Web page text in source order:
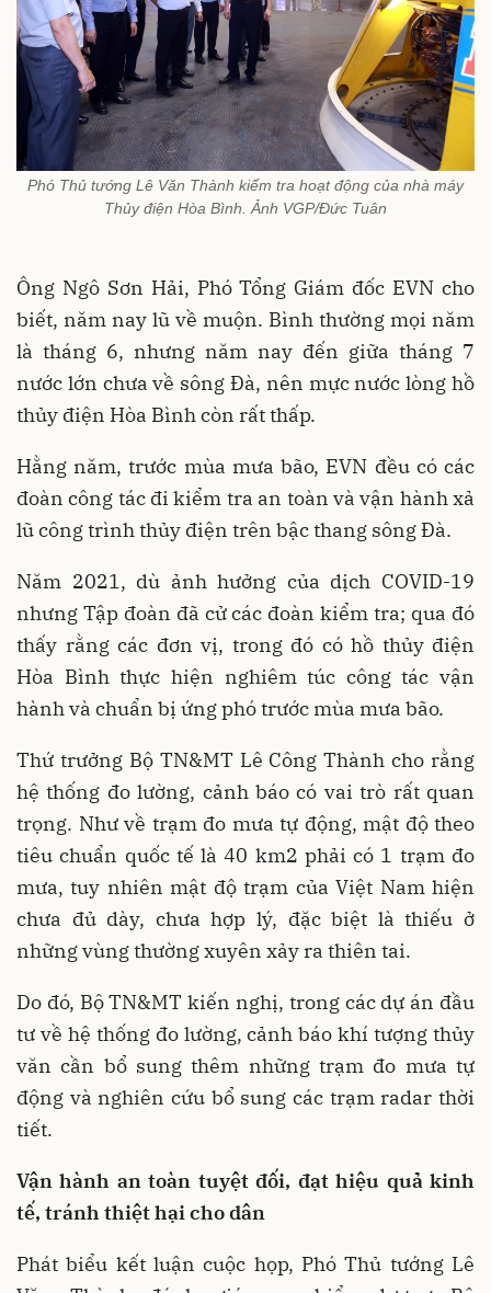
Phó Thủ tướng Lê Văn Thành kiểm tra hoạt động của nhà máy
Thủy điện Hòa Bình. Ảnh VGP/Đức Tuân
Ông Ngô Sơn Hải, Phó Tổng Giám đốc EVN cho
biết, năm nay lũ về muộn. Bình thường mọi năm
là tháng 6, nhưng năm nay đến giữa tháng 7
nước lớn chưa về sông Đà, nên mực nước lòng hồ
thủy điện Hòa Bình còn rất thấp.
Hằng năm, trước mùa mưa bão, EVN đều có các
đoàn công tác đi kiểm tra an toàn và vận hành xả
lũ công trình thủy điện trên bậc thang sông Đà.
Năm 2021, dù ảnh hưởng của dịch COVID-19
nhưng Tập đoàn đã cử các đoàn kiểm tra; qua đó
thấy rằng các đơn vị, trong đó có hồ thủy điện
Hòa Bình thực hiện nghiêm túc công tác vận
hành và chuẩn bị ứng phó trước mùa mưa bão.
Thứ trưởng Bộ TN&MT Lê Công Thành cho rằng
hệ thống đo lường, cảnh báo có vai trò rất quan
trọng. Như về trạm đo mưa tự động, mật độ theo
tiêu chuẩn quốc tế là 40 km2 phải có 1 trạm đo
mưa, tuy nhiên mật độ trạm của Việt Nam hiện
chưa đủ dày, chưa hợp lý, đặc biệt là thiếu ở
những vùng thường xuyên xảy ra thiên tai.
Do đó, Bộ TN&MT kiến nghị, trong các dự án đầu
tư về hệ thống đo lường, cảnh báo khí tượng thủy
văn cần bổ sung thêm những trạm đo mưa tự
động và nghiên cứu bổ sung các trạm radar thời
tiết.
Vận hành an toàn tuyệt đối, đạt hiệu quả kinh
tế, tránh thiệt hại cho dân
Phát biểu kết luận cuộc họp, Phó Thủ tướng Lê